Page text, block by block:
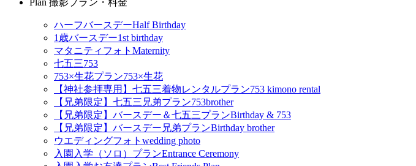
ハーフバースデーHalf Birthday
1歳バースデー1st birthday
マタニティフォト Maternity
七五三753
753×生花プラン753×生花
【神社参拝専用】七五三着物レンタルプラン753 kimono rental
【兄弟限定】七五三兄弟プラン753brother
【兄弟限定】バースデー＆七五三プランBirthday & 753
【兄弟限定】バースデー兄弟プランBirthday brother
ウエディングフォト wedding photo
入園入学（ソロ）プランEntrance Ceremony